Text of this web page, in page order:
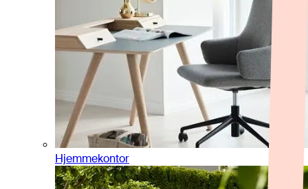
Hjemmekontor